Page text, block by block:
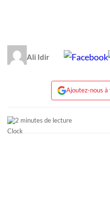
Ali Idir
Ajoutez-nous à
2 minutes de lecture